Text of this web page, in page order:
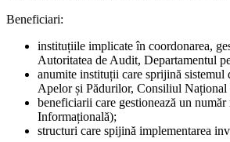
Beneficiari:
instituțiile implicate în coordonarea,
Autoritatea de Audit, Departamentul
anumite instituții care sprijină
Apelor și Pădurilor, Consiliul Național
beneficiarii care gestionează un
Informațională);
structuri care spijină implementarea